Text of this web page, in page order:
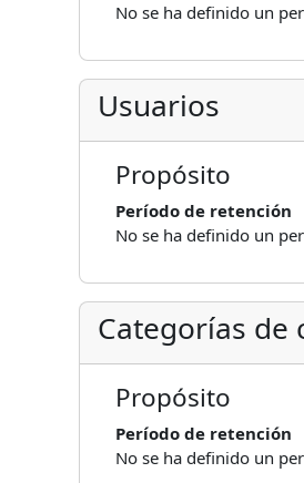
No se ha definido un
Usuarios
Propósito
Período de retención
No se ha definido un
Categorías de
Propósito
Período de retención
No se ha definido un